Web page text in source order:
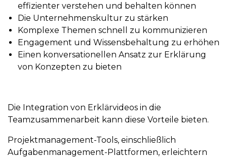
effizienter verstehen und behalten können
Die Unternehmenskultur zu stärken
Komplexe Themen schnell zu kommunizieren
Engagement und Wissensbehaltung zu erhöhen
Einen konversationellen Ansatz zur Erklärung
von Konzepten zu bieten
Die Integration von Erklärvideos in die
Teamzusammenarbeit kann diese Vorteile bieten.
Projektmanagement-Tools, einschließlich
Aufgabenmanagement-Plattformen, erleichtern